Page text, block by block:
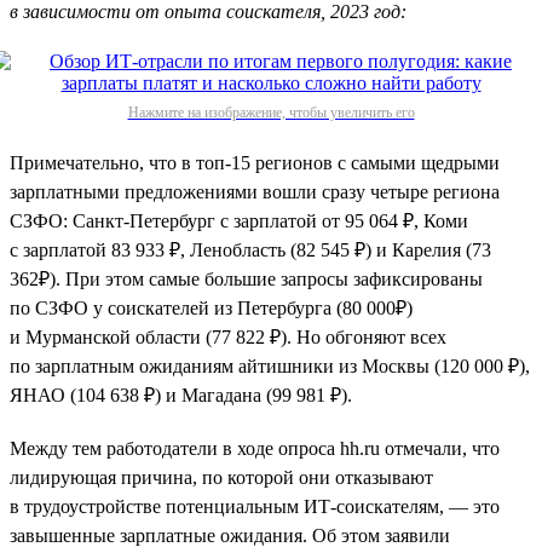
в зависимости от опыта соискателя, 2023 год:
Нажмите на изображение, чтобы увеличить его
Примечательно, что в топ-15 регионов с самыми щедрыми
зарплатными предложениями вошли сразу четыре региона
СЗФО: Санкт-Петербург с зарплатой от 95 064 ₽, Коми
с зарплатой 83 933 ₽, Ленобласть (82 545 ₽) и Карелия (73
362₽). При этом самые большие запросы зафиксированы
по СЗФО у соискателей из Петербурга (80 000₽)
и Мурманской области (77 822 ₽). Но обгоняют всех
по зарплатным ожиданиям айтишники из Москвы (120 000 ₽),
ЯНАО (104 638 ₽) и Магадана (99 981 ₽).
Между тем работодатели в ходе опроса hh.ru отмечали, что
лидирующая причина, по которой они отказывают
в трудоустройстве потенциальным ИТ-соискателям, — это
завышенные зарплатные ожидания. Об этом заявили